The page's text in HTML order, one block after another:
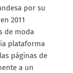
por su
2011
de moda
plataforma
páginas de
a un